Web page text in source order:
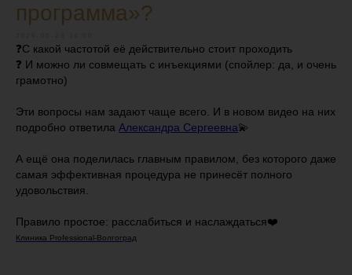
программа»?
❓С какой частотой её действительно стоит проходить
❓ И можно ли совмещать с инъекциями (спойлер: да, и очень
грамотно)
Эти вопросы нам задают чаще всего. И в новом видео на них
подробно ответила Александра Сергеевна💫
А ещё она поделилась главным правилом, без которого даже
самая эффективная процедура не принесёт полного
удовольствия.
Правило простое: расслабиться и наслаждаться❤️
Клиника Professional-Волгоград